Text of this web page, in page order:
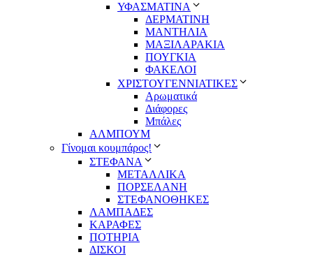
ΥΦΑΣΜΑΤΙΝA
ΔΕΡΜΑΤΙΝΗ
ΜΑΝΤΗΛΙΑ
ΜΑΞΙΛΑΡΑΚΙΑ
ΠΟΥΓΚΙΑ
ΦΑΚΕΛΟΙ
ΧΡΙΣΤΟΥΓΕΝΝΙΑΤΙΚΕΣ
Αρωματικά
Διάφορες
Μπάλες
ΑΛΜΠΟΥΜ
Γίνομαι κουμπάρος!
ΣΤΕΦΑΝΑ
ΜΕΤΑΛΛΙΚΑ
ΠΟΡΣΕΛΑΝΗ
ΣΤΕΦΑΝΟΘΗΚΕΣ
ΛΑΜΠΑΔΕΣ
ΚΑΡΑΦΕΣ
ΠΟΤΗΡΙΑ
ΔΙΣΚΟΙ